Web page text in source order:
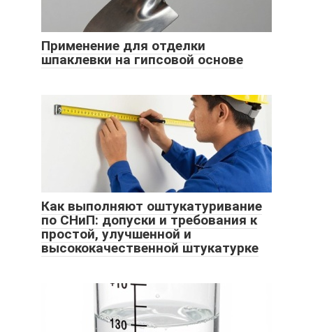
Применение для отделки
шпаклевки на гипсовой основе
Как выполняют оштукатуривание
по СНиП: допуски и требования к
простой, улучшенной и
высококачественной штукатурке